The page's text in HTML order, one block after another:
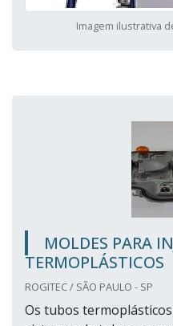
Imagem ilustrativa
MOLDES PARA
TERMOPLÁSTICOS
ROGITEC / SÃO PAULO - SP
Os tubos